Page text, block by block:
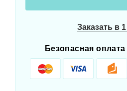
Заказать в
Безопасная